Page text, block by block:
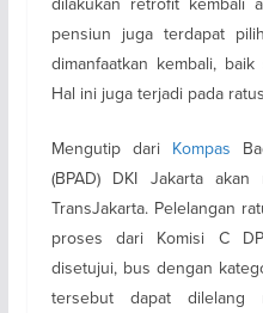
pensiun juga terdapat
dimanfaatkan kembali,
Hal ini juga terjadi pada
Mengutip dari Kompas
(BPAD) DKI Jakarta
TransJakarta. Pelelangan
proses dari Komisi C
disetujui, bus dengan
tersebut dapat dilelang